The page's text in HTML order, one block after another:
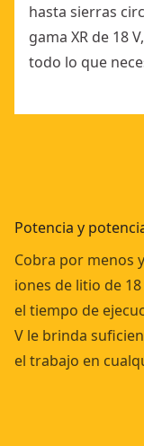
hasta sierras
gama XR de 18
todo lo que
Potencia y
Cobra por menos
iones de litio de
el tiempo de
V le brinda
el trabajo en